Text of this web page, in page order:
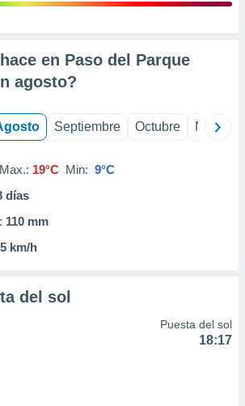
en Paso del Parque
agosto?
Septiembre Octubre
Max.: 19°C Min: 9°C
días
110 mm
km/h
del sol
Puesta del sol
18:17